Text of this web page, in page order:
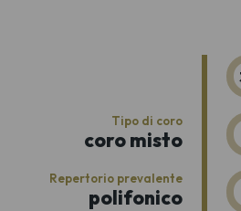
Tipo di coro
coro misto
Repertorio prevalente
polifonico